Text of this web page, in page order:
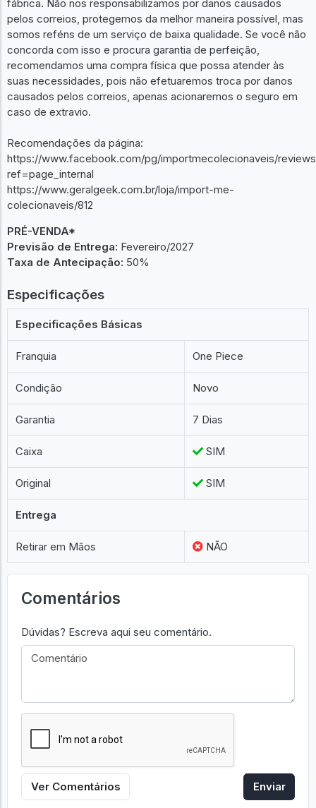
fábrica. Não nos responsabilizamos por danos causados
pelos correios, protegemos da melhor maneira possível, mas
somos reféns de um serviço de baixa qualidade. Se você não
concorda com isso e procura garantia de perfeição,
recomendamos uma compra física que possa atender às
suas necessidades, pois não efetuaremos troca por danos
causados pelos correios, apenas acionaremos o seguro em
caso de extravio.
Recomendações da página:
https://www.facebook.com/pg/importmecolecionaveis/
ref=page_internal
https://www.geralgeek.com.br/loja/import-me-
colecionaveis/812
PRÉ-VENDA*
Previsão de Entrega: Fevereiro/2027
Taxa de Antecipação: 50%
Especificações
Especificações Básicas
Franquia One Piece
Condição Novo
Garantia 7 Dias
Caixa SIM
Original SIM
Entrega
Retirar em Mãos NÃO
Comentários
Dúvidas? Escreva aqui seu comentário.
Ver Comentários Enviar